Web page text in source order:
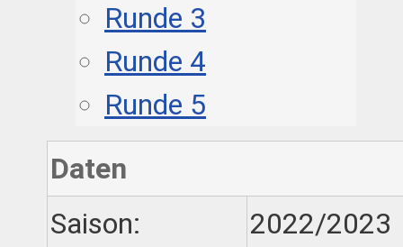
Runde 3
Runde 4
Runde 5
Daten
Saison:
2022/2023